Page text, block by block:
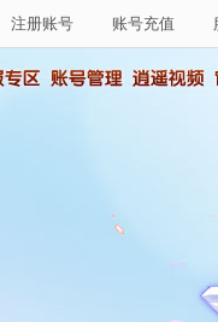
注册账号 账号充值